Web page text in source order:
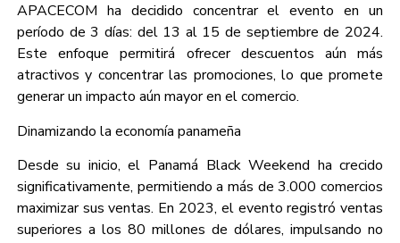
APACECOM ha decidido concentrar el evento en un
período de 3 días: del 13 al 15 de septiembre de 2024.
Este enfoque permitirá ofrecer descuentos aún más
atractivos y concentrar las promociones, lo que promete
generar un impacto aún mayor en el comercio.
Dinamizando la economía panameña
Desde su inicio, el Panamá Black Weekend ha crecido
significativamente, permitiendo a más de 3.000 comercios
maximizar sus ventas. En 2023, el evento registró ventas
superiores a los 80 millones de dólares, impulsando no